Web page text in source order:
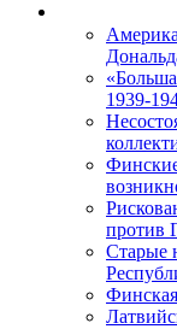
1939-
против
Старые